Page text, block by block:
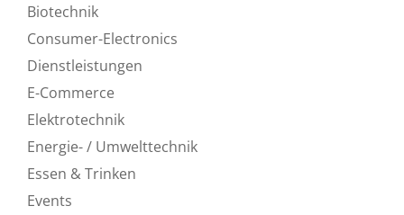
Biotechnik
Consumer-Electronics
Dienstleistungen
E-Commerce
Elektrotechnik
Energie- / Umwelttechnik
Essen & Trinken
Events